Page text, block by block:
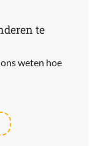
te
weten hoe